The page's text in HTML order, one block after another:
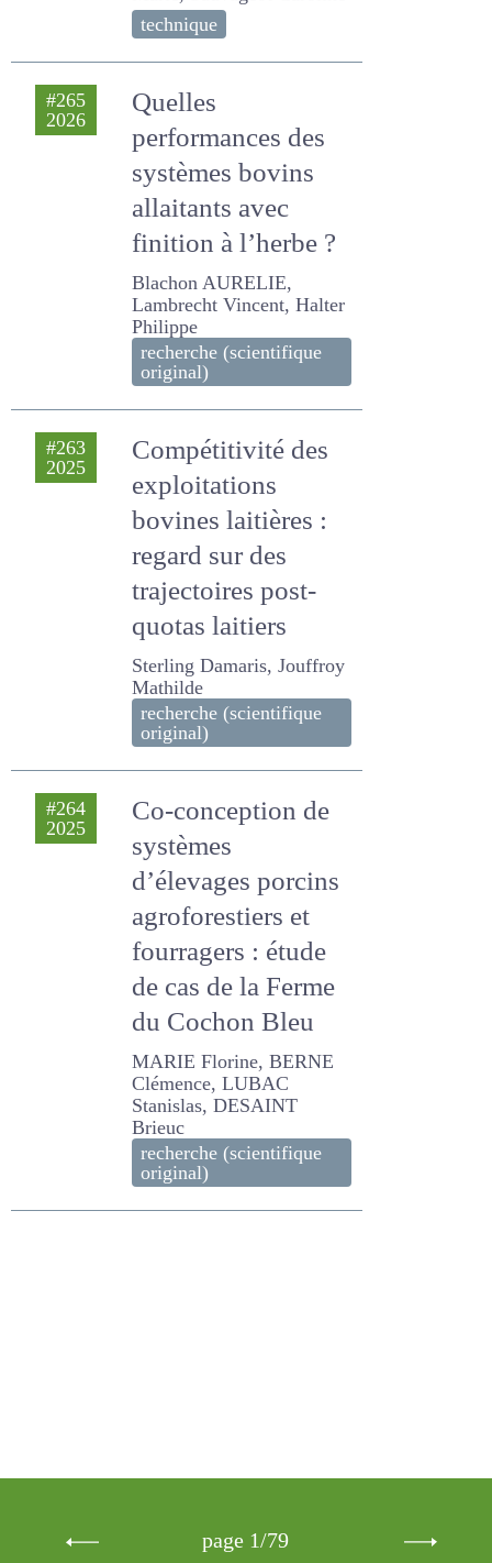
Castellan Elisabeth, DE
BOISSIEU C., KENTZEL
Marion, MADRID AURELIE,
MIQUEL Marie, Sauvageot
Caroline
technique
Quelles
performances des
systèmes bovins
allaitants avec
finition à l’herbe ?
Philippe
recherche (scientifique
original)
Compétitivité des
exploitations
bovines laitières :
regard sur des
trajectoires post-
quotas laitiers
Mathilde
recherche (scientifique
original)
Co-conception de
systèmes
d’élevages porcins
agroforestiers et
fourragers : étude
de cas de la Ferme
du Cochon Bleu
MARIE Florine, BERNE